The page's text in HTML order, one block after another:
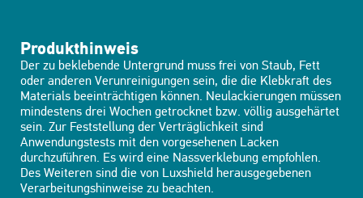
Produkthinweis
Der zu beklebende Untergrund muss frei von Staub, Fett
oder anderen Verunreinigungen sein, die die Klebkraft des
Materials beeinträchtigen können. Neulackierungen müssen
mindestens drei Wochen getrocknet bzw. völlig ausgehärtet
sein. Zur Feststellung der Verträglichkeit sind
Anwendungstests mit den vorgesehenen Lacken
durchzuführen. Es wird eine Nassverklebung empfohlen.
Des Weiteren sind die von Luxshield herausgegebenen
Verarbeitungshinweise zu beachten.